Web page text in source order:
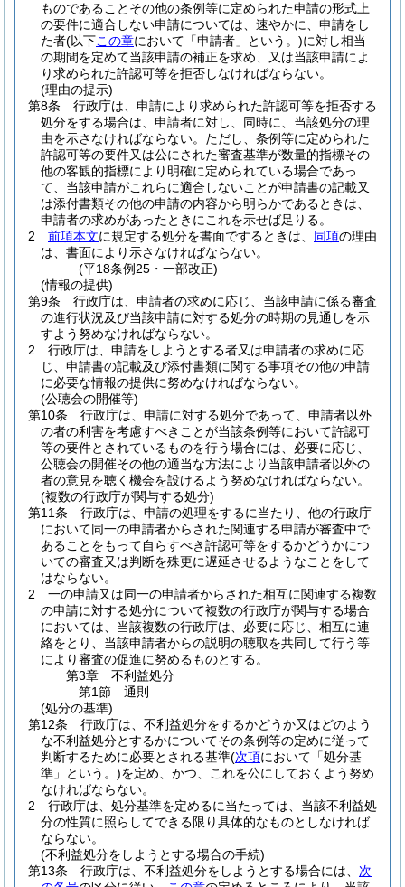
ものであることその他の条例等に定められた申請の形式上
の要件に適合しない申請については、速やかに、申請をし
た者(以下この章において「申請者」という。)に対し相当
の期間を定めて当該申請の補正を求め、又は当該申請によ
り求められた許認可等を拒否しなければならない。
(理由の提示)
第8条
行政庁は、申請により求められた許認可等を拒否する
処分をする場合は、申請者に対し、同時に、当該処分の理
由を示さなければならない。 ただし、条例等に定められた
許認可等の要件又は公にされた審査基準が数量的指標その
他の客観的指標により明確に定められている場合であっ
て、当該申請がこれらに適合しないことが申請書の記載又
は添付書類その他の申請の内容から明らかであるときは、
申請者の求めがあったときにこれを示せば足りる。
2
前項本文に規定する処分を書面でするときは、 同項の理由
は、書面により示さなければならない。
(平18条例25・一部改正)
(情報の提供)
第9条
行政庁は、申請者の求めに応じ、当該申請に係る審査
の進行状況及び当該申請に対する処分の時期の見通しを示
すよう努めなければならない。
2
行政庁は、申請をしようとする者又は申請者の求めに応
じ、申請書の記載及び添付書類に関する事項その他の申請
に必要な情報の提供に努めなければならない。
(公聴会の開催等)
第10条
行政庁は、申請に対する処分であって、申請者以外
の者の利害を考慮すべきことが当該条例等において許認可
等の要件とされているものを行う場合には、必要に応じ、
公聴会の開催その他の適当な方法により当該申請者以外の
者の意見を聴く機会を設けるよう努めなければならない。
(複数の行政庁が関与する処分)
第11条
行政庁は、申請の処理をするに当たり、他の行政庁
において同一の申請者からされた関連する申請が審査中で
あることをもって自らすべき許認可等をするかどうかにつ
いての審査又は判断を殊更に遅延させるようなことをして
はならない。
2
一の申請又は同一の申請者からされた相互に関連する複数
の申請に対する処分について複数の行政庁が関与する場合
においては、当該複数の行政庁は、必要に応じ、相互に連
絡をとり、当該申請者からの説明の聴取を共同して行う等
により審査の促進に努めるものとする。
第3章
不利益処分
第1節
通則
(処分の基準)
第12条
行政庁は、不利益処分をするかどうか又はどのよう
な不利益処分とするかについてその条例等の定めに従って
判断するために必要とされる基準(次項において「処分基
準」という。)を定め、かつ、これを公にしておくよう努め
なければならない。
2
行政庁は、処分基準を定めるに当たっては、当該不利益処
分の性質に照らしてできる限り具体的なものとしなければ
ならない。
(不利益処分をしようとする場合の手続)
第13条
行政庁は、不利益処分をしようとする場合には、 次